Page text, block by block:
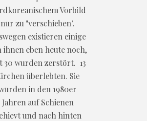
Vorbild
nur zu "verschieben".
existieren einige
ihnen eben heute noch,
30 wurden zerstört. 13
überlebten. Sie
in den 1980er
Jahren auf Schienen
und nach hinten